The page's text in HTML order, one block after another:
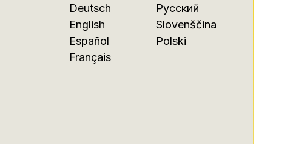
Deutsch
English
Español
Français
Русский
Slovenščina
Polski